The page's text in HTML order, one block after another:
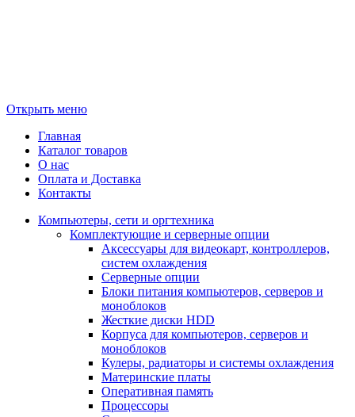
Открыть меню
Главная
Каталог товаров
О нас
Оплата и Доставка
Контакты
Компьютеры, сети и оргтехника
Комплектующие и серверные опции
Аксессуары для видеокарт, контроллеров,
систем охлаждения
Серверные опции
Блоки питания компьютеров, серверов и
моноблоков
Жесткие диски HDD
Корпуса для компьютеров, серверов и
моноблоков
Кулеры, радиаторы и системы охлаждения
Материнские платы
Оперативная память
Процессоры